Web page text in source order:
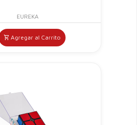
EUREKA
Agregar al Carrito